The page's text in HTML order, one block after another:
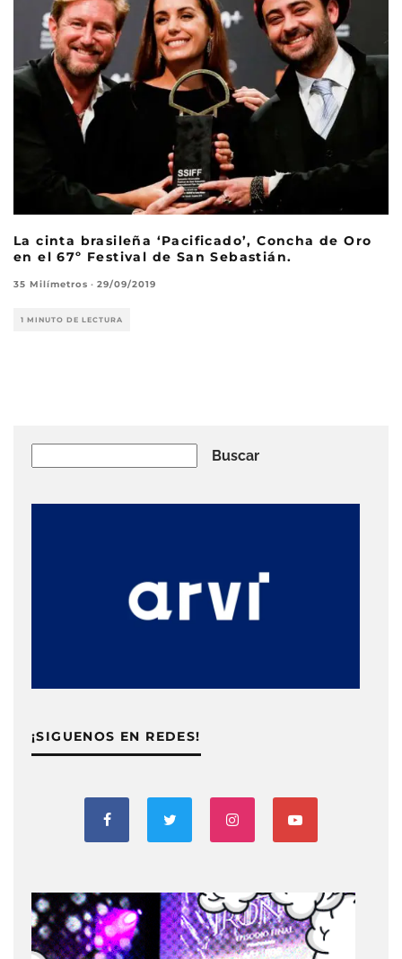
La cinta brasileña ‘Pacificado’, Concha de Oro
en el 67º Festival de San Sebastián.
35 Milímetros · 29/09/2019
1 MINUTO DE LECTURA
Buscar
¡SIGUENOS EN REDES!